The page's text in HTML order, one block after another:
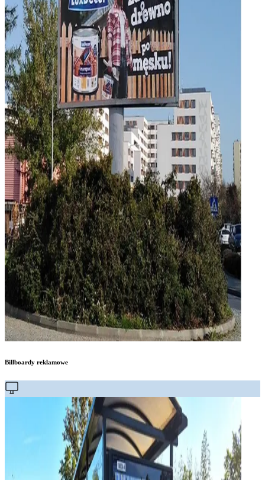
Billboardy reklamowe